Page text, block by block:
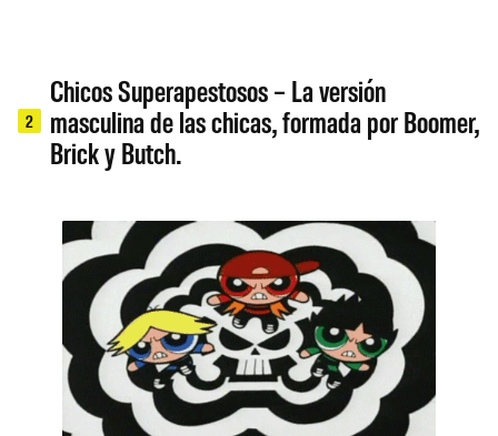
2
Chicos Superapestosos – La versión
masculina de las chicas, formada por Boomer,
Brick y Butch.